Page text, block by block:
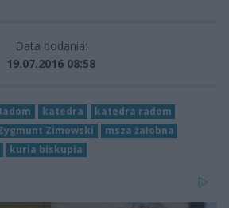
Data dodania:
19.07.2016 08:58
katedra
katedra radom
Zimowski
msza żałobna
kuria biskupia